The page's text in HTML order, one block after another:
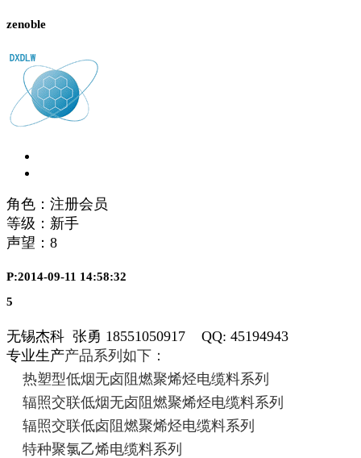
zenoble
角色：注册会员
等级：新手
声望： 8
P:2014-09-11 14:58:32
5
无锡杰科 张勇 18551050917 QQ: 45194943
专业生产产品系列如下：
热塑型低烟无卤阻燃聚烯烃电缆料系列
辐照交联低烟无卤阻燃聚烯烃电缆料系列
辐照交联低卤阻燃聚烯烃电缆料系列
特种聚氯乙烯电缆料系列